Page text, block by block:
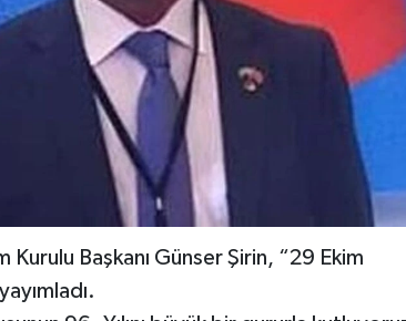
Başkanı Günser Şirin, “29 Ekim